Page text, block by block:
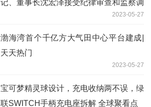
记、董事长沈宏泽接受纪律审查和监察调
2023-05-27
渤海湾首个千亿方大气田中心平台建成|
天天热门
2023-05-27
宝可梦精灵球设计，充电收纳两不误，绿
联SWITCH手柄充电座拆解 全球聚看点